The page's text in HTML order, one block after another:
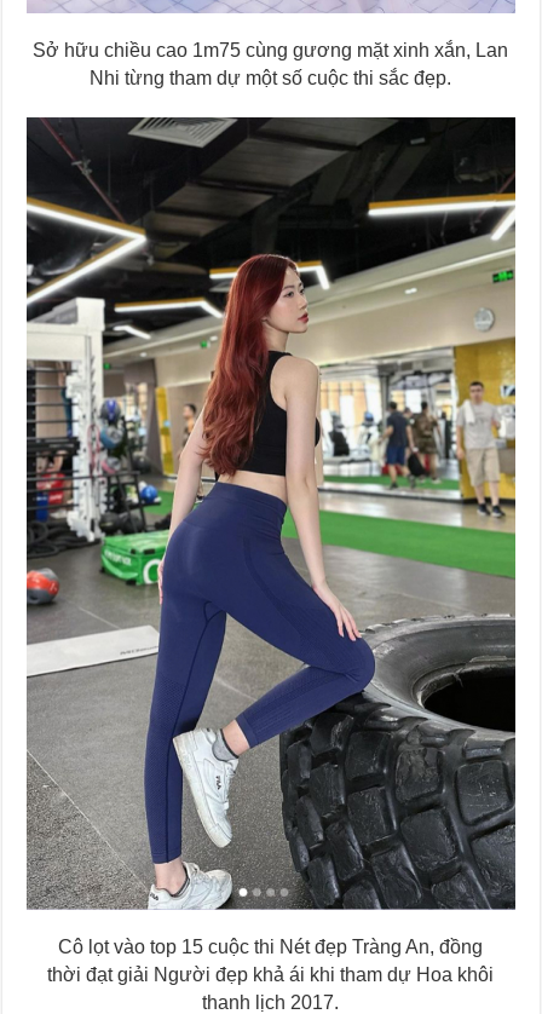
Sở hữu chiều cao 1m75 cùng gương mặt xinh xắn, Lan
Nhi từng tham dự một số cuộc thi sắc đẹp.
Cô lọt vào top 15 cuộc thi Nét đẹp Tràng An, đồng
thời đạt giải Người đẹp khả ái khi tham dự Hoa khôi
thanh lịch 2017.